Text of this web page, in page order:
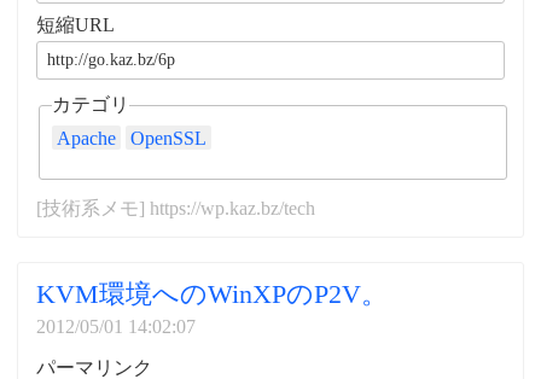
短縮URL
カテゴリ
Apache
OpenSSL
[技術系メモ] https://wp.kaz.bz/tech
KVM環境へのWinXPのP2V。
2012/05/01 14:02:07
パーマリンク